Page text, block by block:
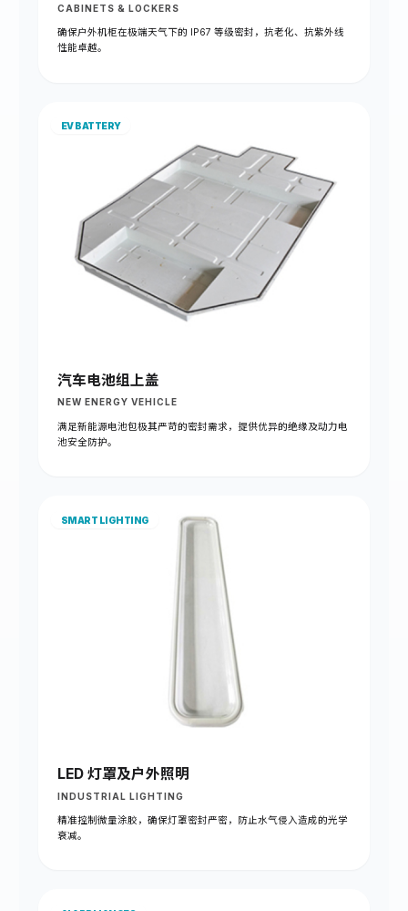
CABINETS & LOCKERS
确保户外机柜在极端天气下的 IP67 等级密封，抗老化、抗紫外线
性能卓越。
EV BATTERY
汽车电池组上盖
NEW ENERGY VEHICLE
满足新能源电池包极其严苛的密封需求，提供优异的绝缘及动力电
池安全防护。
SMART LIGHTING
LED 灯罩及户外照明
INDUSTRIAL LIGHTING
精准控制微量涂胶，确保灯罩密封严密，防止水气侵入造成的光学
衰减。